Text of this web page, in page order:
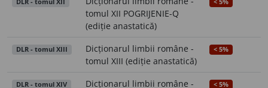
DLR - tomul XII
tomul XII POGRIJENIE-Q
(ediție anastatică)
< 5%
DLR - tomul XIII
Dicționarul limbii române -
tomul XIII (ediție anastatică)
< 5%
DLR - tomul XIV
Dicționarul limbii române -
< 5%